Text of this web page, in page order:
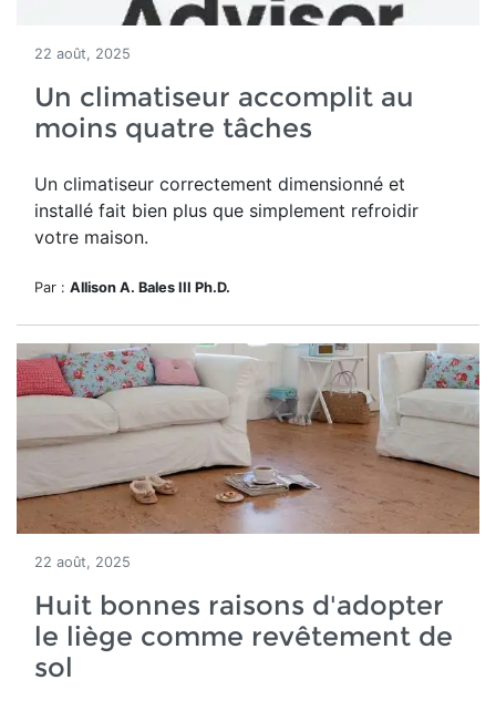
22 août, 2025
Un climatiseur accomplit au
moins quatre tâches
Un climatiseur correctement dimensionné et
installé fait bien plus que simplement refroidir
votre maison.
Par : Allison A. Bales III Ph.D.
22 août, 2025
Huit bonnes raisons d'adopter
le liège comme revêtement de
sol